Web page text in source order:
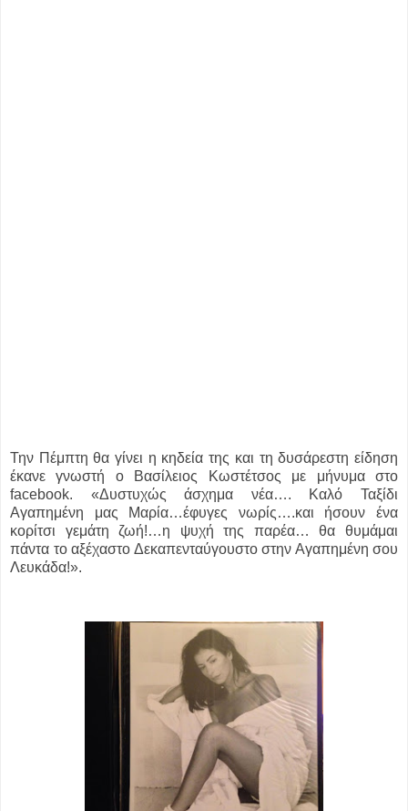
Την Πέμπτη θα γίνει η κηδεία της και τη δυσάρεστη είδηση
έκανε γνωστή ο Βασίλειος Κωστέτσος με μήνυμα στο
facebook. «Δυστυχώς άσχημα νέα…. Καλό Ταξίδι
Αγαπημένη μας Μαρία…έφυγες νωρίς….και ήσουν ένα
κορίτσι γεμάτη ζωή!…η ψυχή της παρέα… θα θυμάμαι
πάντα το αξέχαστο Δεκαπενταύγουστο στην Αγαπημένη σου
Λευκάδα!».